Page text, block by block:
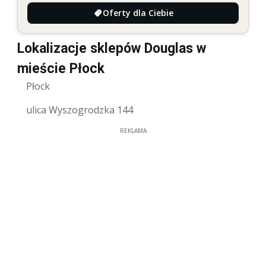
Oferty dla Ciebie
Lokalizacje sklepów Douglas w
mieście Płock
Płock
ulica Wyszogrodzka 144
REKLAMA